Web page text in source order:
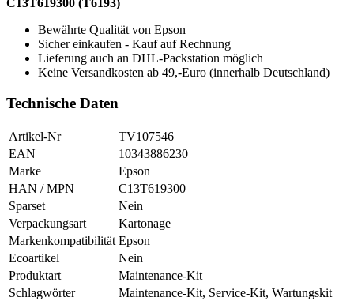
C13T619300 (T6193)
Bewährte Qualität von Epson
Sicher einkaufen - Kauf auf Rechnung
Lieferung auch an DHL-Packstation möglich
Keine Versandkosten ab 49,-Euro (innerhalb Deutschland)
Technische Daten
Artikel-Nr
TV107546
EAN
10343886230
Marke
Epson
HAN / MPN
C13T619300
Sparset
Nein
Verpackungsart
Kartonage
Markenkompatibilität Epson
Ecoartikel
Nein
Produktart
Maintenance-Kit
Schlagwörter
Maintenance-Kit, Service-Kit, Wartungskit